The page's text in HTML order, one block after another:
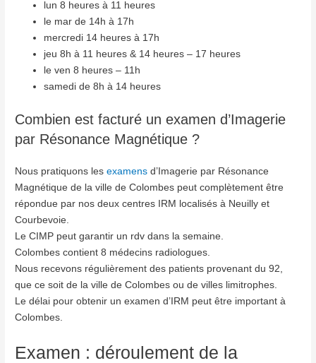
lun 8 heures à 11 heures
le mar de 14h à 17h
mercredi 14 heures à 17h
jeu 8h à 11 heures & 14 heures – 17 heures
le ven 8 heures – 11h
samedi de 8h à 14 heures
Combien est facturé un examen d’Imagerie
par Résonance Magnétique ?
Nous pratiquons lesexamens d’Imagerie par Résonance
Magnétique de la ville de Colombes peut complètement être
répondue par nos deux centres IRM localisés à Neuilly et
Courbevoie.
Le CIMP peut garantir un rdv dans la semaine.
Colombes contient 8 médecins radiologues.
Nous recevons régulièrement des patients provenant du 92,
que ce soit de la ville de Colombes ou de villes limitrophes.
Le délai pour obtenir un examen d’IRM peut être important à
Colombes.
Examen : déroulement de la